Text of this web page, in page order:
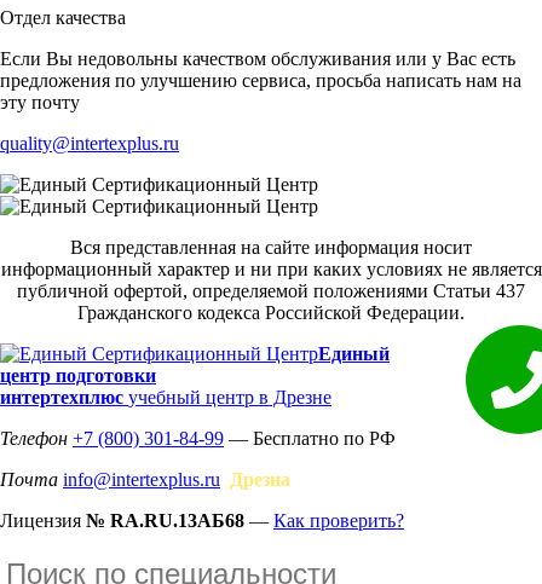
Отдел качества
Если Вы недовольны качеством обслуживания или у Вас есть
предложения по улучшению сервиса, просьба написать нам на
эту почту
quality@intertexplus.ru
Вся представленная на сайте информация носит
информационный характер и ни при каких условиях не является
публичной офертой, определяемой положениями Статьи 437
Гражданского кодекса Российской Федерации.
Единый
центр подготовки
интертехплюс учебный центр в Дрезне
Телефон +7 (800) 301-84-99 — Бесплатно по РФ
Почта info@intertexplus.ru
Дрезна
Лицензия № RA.RU.13АБ68 — Как проверить?